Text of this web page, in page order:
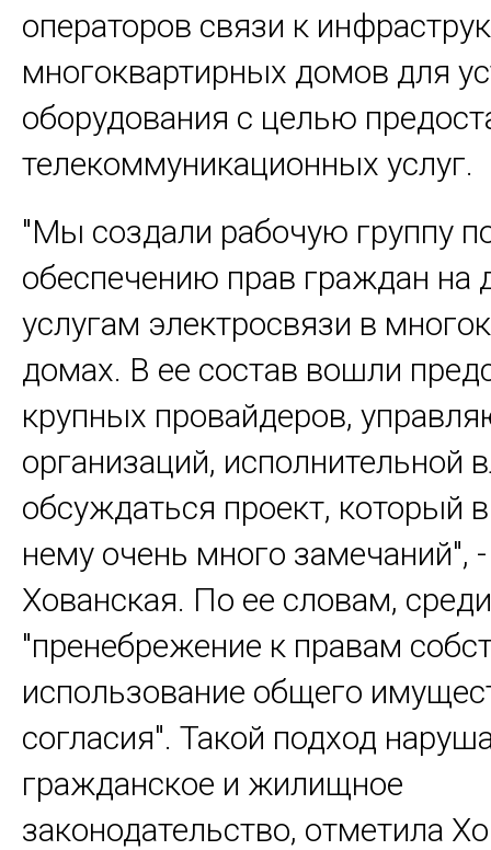
операторов связи к
многоквартирных домов для
оборудования с целью
телекоммуникационных услуг.
"Мы создали рабочую группу
обеспечению прав граждан на
услугам электросвязи в
домах. В ее состав вошли
крупных провайдеров,
организаций, исполнительной
обсуждаться проект, который
нему очень много замечаний",
Хованская. По ее словам,
"пренебрежение к правам
использование общего
согласия". Такой подход
гражданское и жилищное
законодательство, отметила